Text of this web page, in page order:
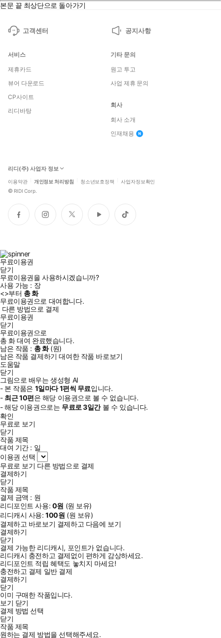
생성형 AI를 쓰는 데서 끝내지 말고, 이제는 제대로 이해하고 활용
할 차례
적이어서 정작 전체 그림을 이해하기는 쉽지 않습니다. 이 책은 복
잡한 생성형 AI의 작동 원리를 그림과 도식으로 직관적으로 풀어내
고, 프롬프팅과 활용 사례를 넘어 에이전트 시스템, 애플리케이션
아키텍처, 책임 있는 AI까지 하나의 흐름으로 연결해 보여줍니다.
덕분에 독자는 생성형 AI를 그저 써보는 수준에서 벗어나, 무엇을
할 수 있고 어디에 어떻게 적용해야 하는지 판단하는 감각까지 익히
고 활용하는 사람으로 한 단계 올라서고 싶다면 이 책이 가장 현실
적인 출발점이 되어줄 것입니다.
본문 끝 최상단으로 돌아가기
고객센터 공지사항
서비스
제휴카드
뷰어 다운로드
CP사이트
리디바탕
기타 문의
원고 투고
사업 제휴 문의
회사
회사 소개
인재채용
리디(주) 사업자 정보
이용약관 개인정보 처리방침 청소년보호정책 사업자정보확인
© RIDI Corp.
페
이
인
스
트
위
유
튜
틱
톡
무료이용권
닫기
무료이용권을 사용하시겠습니까?
사용 가능 : 장
<>부터 총화
무료이용권으로 대여합니다.
다른 방법으로 결제
무료이용권
닫기
무료이용권으로
총 화대여 완료했습니다.
남은 작품 : 총화(원)
남은 작품 결제하기 대여한 작품 바로보기
도움말
닫기
그림으로 배우는 생성형 AI
- 본 작품은 1일마다1편씩 무료입니다.
- 최근10편은 해당 이용권으로 볼 수 없습니다.
- 해당 이용권으로는 무료로3일간볼 수 있습니다.
확인
무료로 보기
닫기
작품 제목
대여 기간 : 일
이용권 선택
무료로 보기 다른 방법으로 결제
결제하기
닫기
작품 제목
결제 금액 : 원
리디포인트 사용: 0원 (원 보유)
리디캐시 사용:100원 (원 보유)
결제하고 바로보기 결제하고 다음에 보기
결제하기
닫기
결제 가능한 리디캐시, 포인트가 없습니다.
리디캐시 충전하고 결제없이 편하게 감상하세요.
리디포인트 적립 혜택도 놓치지 마세요!
충전하고 결제 일반 결제
결제하기
닫기
이미 구매한 작품입니다.
보기 닫기
결제 방법 선택
닫기
작품 제목
원하는 결제 방법을 선택해주세요.